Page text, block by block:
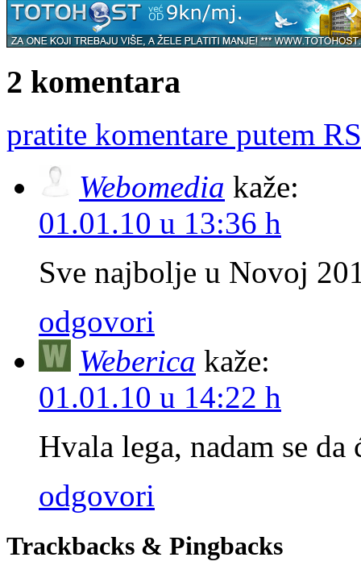
2 komentara
pratite komentare putem
Webomedia kaže:
01.01.10 u 13:36 h
Sve najbolje u Novoj
odgovori
Weberica kaže:
01.01.10 u 14:22 h
Hvala lega, nadam se
odgovori
Trackbacks & Pingbacks